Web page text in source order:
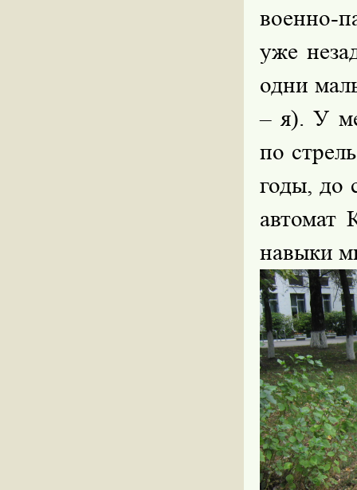
военно-
уже
одни
– я). У
по
годы, до
автомат
навыки